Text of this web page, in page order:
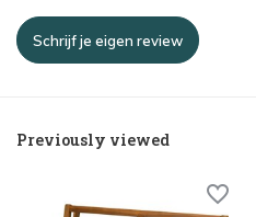
Schrijf je eigen review
Previously viewed